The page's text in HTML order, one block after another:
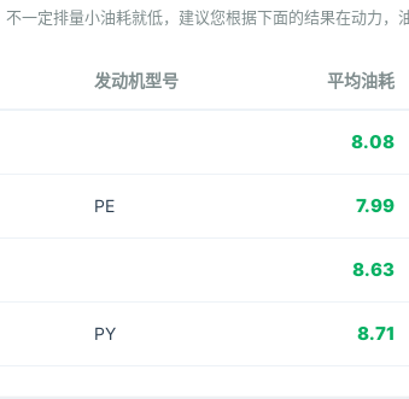
一定排量小油耗就低，建议您根据下面的结果在动力
发动机型号 平均油耗
8.08
PE 7.99
8.63
PY 8.71